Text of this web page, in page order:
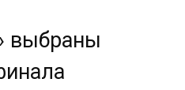
выбраны